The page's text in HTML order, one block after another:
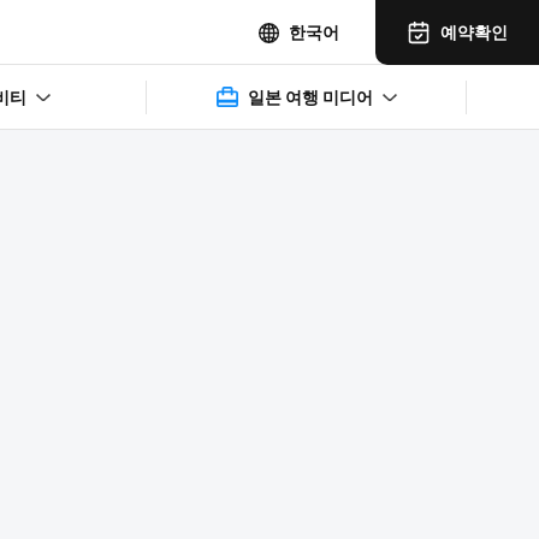
티 일본 여행 미디어
한국어 예약확인